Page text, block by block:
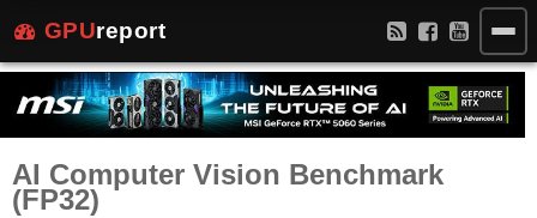
GPUreport
AI Computer Vision Benchmark
(FP32)